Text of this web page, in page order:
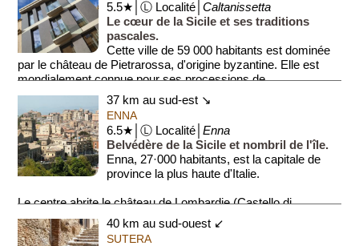
5.5★│Ⓛ Localité│Caltanissetta
Le cœur de la Sicile et ses traditions
pascales.
Cette ville de 59 000 habitants est dominée
par le château de Pietrarossa, d'origine byzantine. Elle est
mondialement connue pour ses processions de...
37 km au sud-est ↘
ENNA
6.5★│Ⓛ Localité│Enna
Belvédère de la Sicile et nombril de l'île.
Enna, 27·000 habitants, est la capitale de
province la plus haute d'Italie.
Le centre abrite le château de Lombardie (Castello di
Lombardia), l...
40 km au sud-ouest ↙
SUTERA